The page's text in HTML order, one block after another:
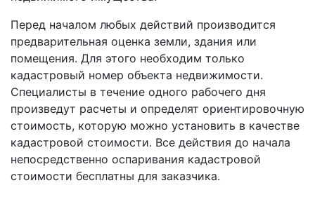
Перед началом любых действий производится
предварительная оценка земли, здания или
помещения. Для этого необходим только
кадастровый номер объекта недвижимости.
Специалисты в течение одного рабочего дня
произведут расчеты и определят ориентировочную
стоимость, которую можно установить в качестве
кадастровой стоимости. Все действия до начала
непосредственно оспаривания кадастровой
стоимости бесплатны для заказчика.